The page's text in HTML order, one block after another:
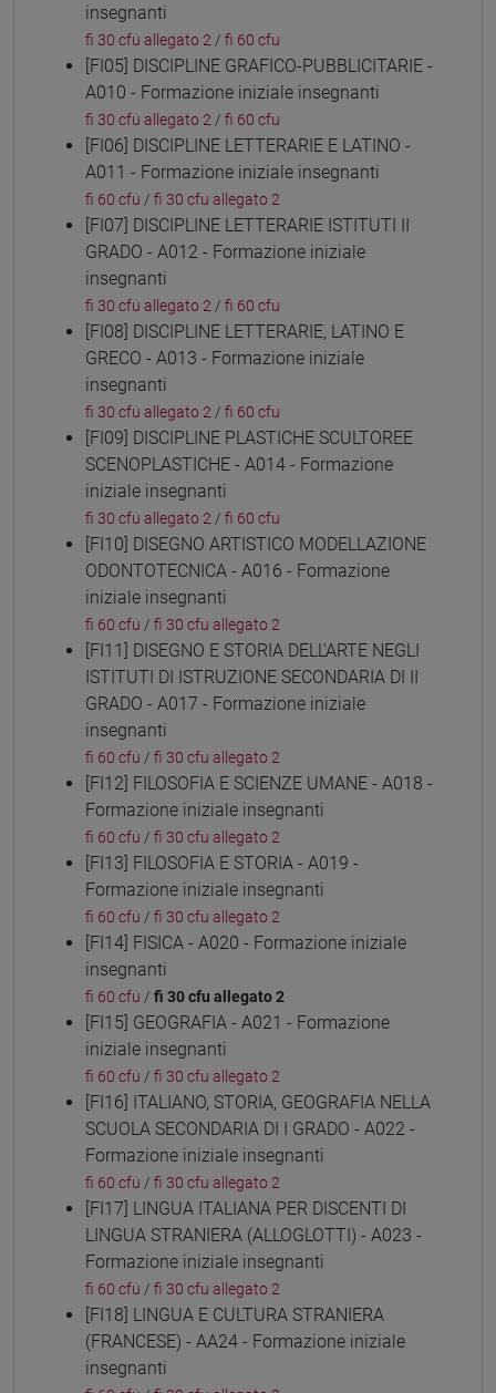
insegnanti
fi 30 cfu allegato 2 / fi 60 cfu
[FI05] DISCIPLINE GRAFICO-PUBBLICITARIE -
A010 - Formazione iniziale insegnanti
fi 30 cfu allegato 2 / fi 60 cfu
[FI06] DISCIPLINE LETTERARIE E LATINO -
A011 - Formazione iniziale insegnanti
fi 60 cfu / fi 30 cfu allegato 2
[FI07] DISCIPLINE LETTERARIE ISTITUTI II
GRADO - A012 - Formazione iniziale
insegnanti
fi 30 cfu allegato 2 / fi 60 cfu
[FI08] DISCIPLINE LETTERARIE, LATINO E
GRECO - A013 - Formazione iniziale
insegnanti
fi 30 cfu allegato 2 / fi 60 cfu
[FI09] DISCIPLINE PLASTICHE SCULTOREE
SCENOPLASTICHE - A014 - Formazione
iniziale insegnanti
fi 30 cfu allegato 2 / fi 60 cfu
[FI10] DISEGNO ARTISTICO MODELLAZIONE
ODONTOTECNICA - A016 - Formazione
iniziale insegnanti
fi 60 cfu / fi 30 cfu allegato 2
[FI11] DISEGNO E STORIA DELL'ARTE NEGLI
ISTITUTI DI ISTRUZIONE SECONDARIA DI II
GRADO - A017 - Formazione iniziale
insegnanti
fi 60 cfu / fi 30 cfu allegato 2
[FI12] FILOSOFIA E SCIENZE UMANE - A018 -
Formazione iniziale insegnanti
fi 60 cfu / fi 30 cfu allegato 2
[FI13] FILOSOFIA E STORIA - A019 -
Formazione iniziale insegnanti
fi 60 cfu / fi 30 cfu allegato 2
[FI14] FISICA - A020 - Formazione iniziale
insegnanti
fi 60 cfu / fi 30 cfu allegato 2
[FI15] GEOGRAFIA - A021 - Formazione
iniziale insegnanti
fi 60 cfu / fi 30 cfu allegato 2
[FI16] ITALIANO, STORIA, GEOGRAFIA NELLA
SCUOLA SECONDARIA DI I GRADO - A022 -
Formazione iniziale insegnanti
fi 60 cfu / fi 30 cfu allegato 2
[FI17] LINGUA ITALIANA PER DISCENTI DI
LINGUA STRANIERA (ALLOGLOTTI) - A023 -
Formazione iniziale insegnanti
fi 60 cfu / fi 30 cfu allegato 2
[FI18] LINGUA E CULTURA STRANIERA
(FRANCESE) - AA24 - Formazione iniziale
insegnanti